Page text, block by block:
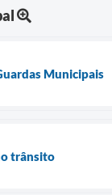
Municipais
trânsito